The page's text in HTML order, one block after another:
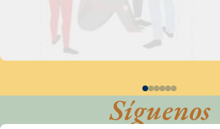
Síguenos